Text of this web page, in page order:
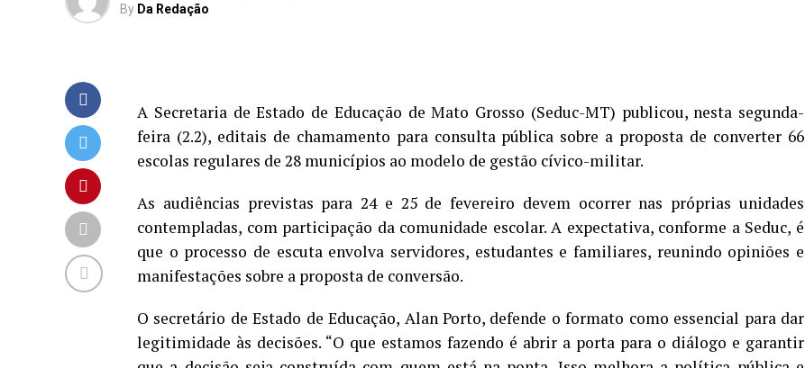
By Da Redação
A Secretaria de Estado de Educação de Mato Grosso (Seduc-MT) publicou, nesta segunda-
feira (2.2), editais de chamamento para consulta pública sobre a proposta de converter 66
escolas regulares de 28 municípios ao modelo de gestão cívico-militar.
As audiências previstas para 24 e 25 de fevereiro devem ocorrer nas próprias unidades
contempladas, com participação da comunidade escolar. A expectativa, conforme a Seduc, é
que o processo de escuta envolva servidores, estudantes e familiares, reunindo opiniões e
manifestações sobre a proposta de conversão.
O secretário de Estado de Educação, Alan Porto, defende o formato como essencial para dar
legitimidade às decisões. “O que estamos fazendo é abrir a porta para o diálogo e garantir